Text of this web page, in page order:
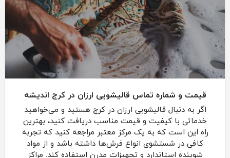
قیمت و شماره تماس قالیشویی ارزان در کرج اندیشه
اگر به دنبال قالیشویی ارزان در کرج هستید و می‌خواهید
خدماتی با کیفیت و قیمت مناسب دریافت کنید، بهترین
راه این است که به یک مرکز معتبر مراجعه کنید که تجربه
کافی در شستشوی انواع فرش‌ها داشته باشد و از مواد
شوینده استاندارد و تجهیزات مدرن استفاده کند. مراکز